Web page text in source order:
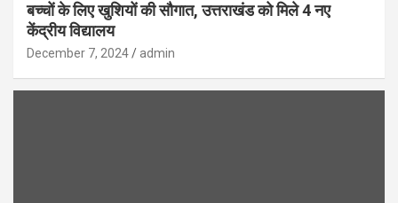
बच्चों के लिए खुशियों की सौगात, उत्तराखंड को मिले 4 नए
केंद्रीय विद्यालय
December 7, 2024 admin